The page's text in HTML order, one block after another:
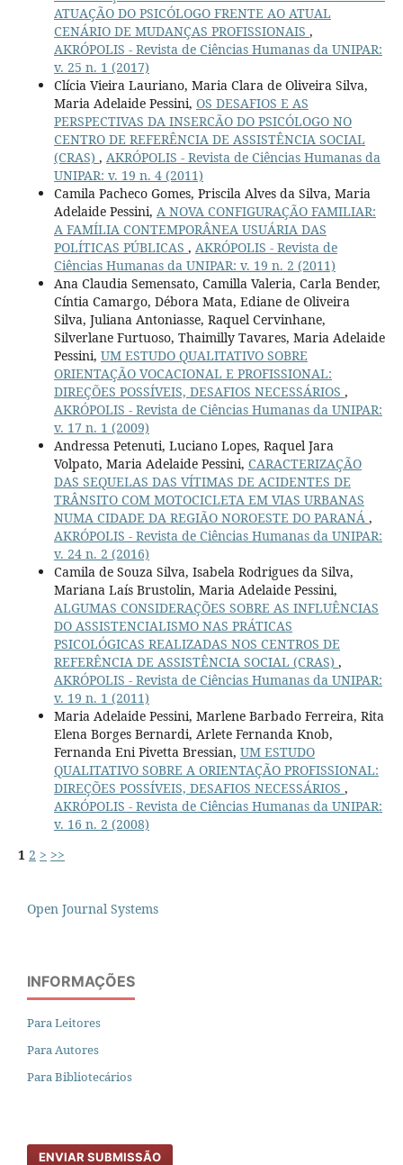
ATUAÇÃO DO PSICÓLOGO FRENTE AO ATUAL
CENÁRIO DE MUDANÇAS PROFISSIONAIS ,
AKRÓPOLIS - Revista de Ciências Humanas da UNIPAR:
v. 25 n. 1 (2017)
Clícia Vieira Lauriano, Maria Clara de Oliveira Silva,
Maria Adelaide Pessini, OS DESAFIOS E AS
PERSPECTIVAS DA INSERCÃO DO PSICÓLOGO NO
CENTRO DE REFERÊNCIA DE ASSISTÊNCIA SOCIAL
(CRAS) , AKRÓPOLIS - Revista de Ciências Humanas da
UNIPAR: v. 19 n. 4 (2011)
Camila Pacheco Gomes, Priscila Alves da Silva, Maria
Adelaide Pessini, A NOVA CONFIGURAÇÃO FAMILIAR:
A FAMÍLIA CONTEMPORÂNEA USUÁRIA DAS
POLÍTICAS PÚBLICAS , AKRÓPOLIS - Revista de
Ciências Humanas da UNIPAR: v. 19 n. 2 (2011)
Ana Claudia Semensato, Camilla Valeria, Carla Bender,
Cíntia Camargo, Débora Mata, Ediane de Oliveira
Silva, Juliana Antoniasse, Raquel Cervinhane,
Silverlane Furtuoso, Thaimilly Tavares, Maria Adelaide
Pessini, UM ESTUDO QUALITATIVO SOBRE
ORIENTAÇÃO VOCACIONAL E PROFISSIONAL:
DIREÇÕES POSSÍVEIS, DESAFIOS NECESSÁRIOS ,
AKRÓPOLIS - Revista de Ciências Humanas da UNIPAR:
v. 17 n. 1 (2009)
Andressa Petenuti, Luciano Lopes, Raquel Jara
Volpato, Maria Adelaide Pessini, CARACTERIZAÇÃO
DAS SEQUELAS DAS VÍTIMAS DE ACIDENTES DE
TRÂNSITO COM MOTOCICLETA EM VIAS URBANAS
NUMA CIDADE DA REGIÃO NOROESTE DO PARANÁ ,
AKRÓPOLIS - Revista de Ciências Humanas da UNIPAR:
v. 24 n. 2 (2016)
Camila de Souza Silva, Isabela Rodrigues da Silva,
Mariana Laís Brustolin, Maria Adelaide Pessini,
ALGUMAS CONSIDERAÇÕES SOBRE AS INFLUÊNCIAS
DO ASSISTENCIALISMO NAS PRÁTICAS
PSICOLÓGICAS REALIZADAS NOS CENTROS DE
REFERÊNCIA DE ASSISTÊNCIA SOCIAL (CRAS) ,
AKRÓPOLIS - Revista de Ciências Humanas da UNIPAR:
v. 19 n. 1 (2011)
Maria Adelaide Pessini, Marlene Barbado Ferreira, Rita
Elena Borges Bernardi, Arlete Fernanda Knob,
Fernanda Eni Pivetta Bressian, UM ESTUDO
QUALITATIVO SOBRE A ORIENTAÇÃO PROFISSIONAL:
DIREÇÕES POSSÍVEIS, DESAFIOS NECESSÁRIOS ,
AKRÓPOLIS - Revista de Ciências Humanas da UNIPAR:
v. 16 n. 2 (2008)
1 2 > >>
Open Journal Systems
INFORMAÇÕES
Para Leitores
Para Autores
Para Bibliotecários
ENVIAR SUBMISSÃO